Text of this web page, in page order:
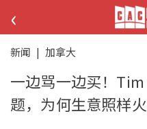
‹
新闻 | 加拿大
一边骂一边买！
题，为何生意照样火